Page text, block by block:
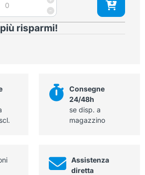
-
risparmi!
Consegne
24/48h
se disp. a
magazzino
Assistenza
diretta